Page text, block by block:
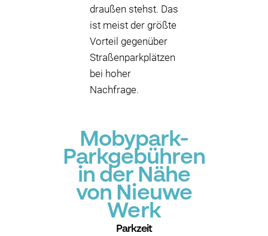
draußen stehst. Das
ist meist der größte
Vorteil gegenüber
Straßenparkplätzen
bei hoher
Nachfrage.
Mobypark-
Parkgebühren
in der Nähe
von Nieuwe
Werk
Parkzeit